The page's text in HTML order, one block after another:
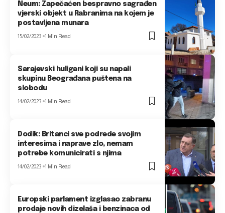
Neum: Zapečaćen bespravno sagrađen
vjerski objekt u Rabranima na kojem je
postavljena munara
15/02/2023 1 Min Read
Sarajevski huligani koji su napali
skupinu Beograđana puštena na
slobodu
14/02/2023 1 Min Read
Dodik: Britanci sve podrede svojim
interesima i naprave zlo, nemam
potrebe komunicirati s njima
14/02/2023 1 Min Read
Europski parlament izglasao zabranu
prodaje novih dizelaša i benzinaca od